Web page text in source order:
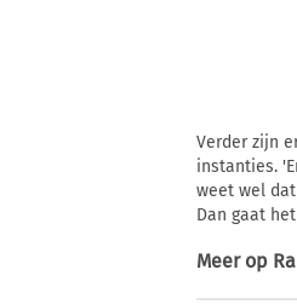
Verder zijn
instanties.
weet wel
Dan gaat
Meer op